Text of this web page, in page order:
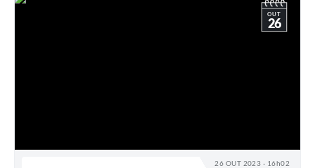
26 OUT 2023 - 16h02
OUT
26